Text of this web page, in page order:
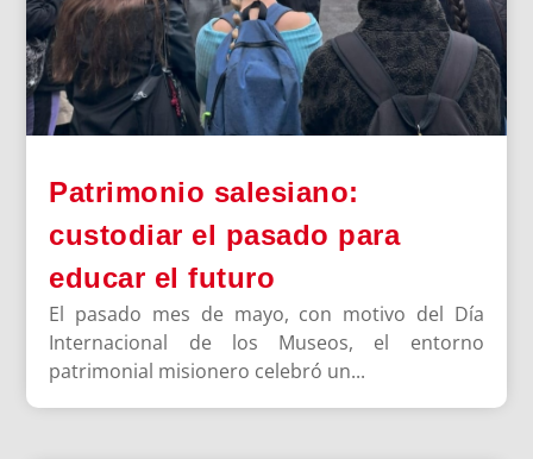
Patrimonio salesiano:
custodiar el pasado para
educar el futuro
El pasado mes de mayo, con motivo del Día
Internacional de los Museos, el entorno
patrimonial misionero celebró un...